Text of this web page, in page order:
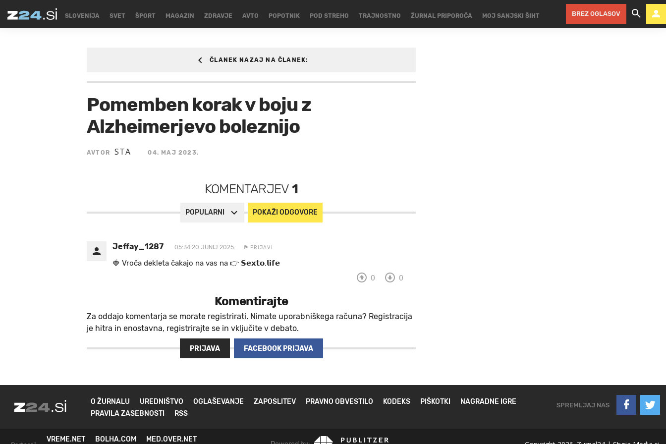
SLOVENIJA SVET ŠPORT MAGAZIN ZDRAVJE AVTO POPOTNIK POD STREHO TRAJNOSTNO ŽURNAL PRIPOROČA MOJ SANJSKI ŠIHT BREZ OGLASOV
Pomemben korak v boju z
Alzheimerjevo boleznijo
AVTOR STA 04. MAJ 2023.
ČLANEK NAZAJ NA ČLANEK:
KOMENTARJEV1
POPULARNI POKAŽI ODGOVORE
Jeffay_1287 05:34 20.JUNIJ 2025. PRIJAVI
🍓 V r o č a d e k l e t a ča k a jo na va s n a 👉 𝗦𝗲𝘅𝘁𝗼.𝗹𝗶𝗳𝗲
0 0
Komentirajte
Za oddajo komentarja se morate registrirati. Nimate uporabniškega računa? Registracija
je hitra in enostavna, registrirajte se in vključite v debato.
PRIJAVA FACEBOOK PRIJAVA
O ŽURNALU UREDNIŠTVO OGLAŠEVANJE ZAPOSLITEV PRAVNO OBVESTILO KODEKS PIŠKOTKI
NAGRADNE IGRE
PRAVILA ZASEBNOSTI
RSS
SPREMLJAJ NAS
VREME.NET BOLHA.COM MED.OVER.NET